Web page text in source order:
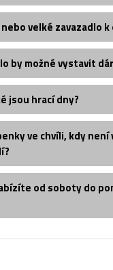
velké zavazadlo
by možné vystavit
jsou hrací dny?
ve chvíli, kdy
od soboty do